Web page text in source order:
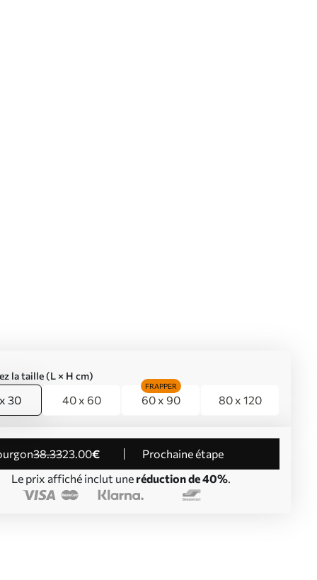
la taille (L × H cm)
30 40 x 60 60 x 90
FRAPPER
80 x 120
38.3323.00€
Prochaine étape
Le prix affiché inclut une réduction de 40%.